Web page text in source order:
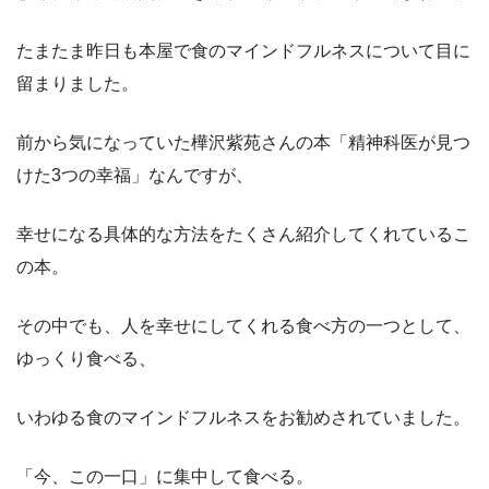
たまたま昨日も本屋で食のマインドフルネスについて目に
留まりました。
前から気になっていた樺沢紫苑さんの本「精神科医が見つ
けた3つの幸福」なんですが、
幸せになる具体的な方法をたくさん紹介してくれているこ
の本。
その中でも、人を幸せにしてくれる食べ方の一つとして、
ゆっくり食べる、
いわゆる食のマインドフルネスをお勧めされていました。
「今、この一口」に集中して食べる。